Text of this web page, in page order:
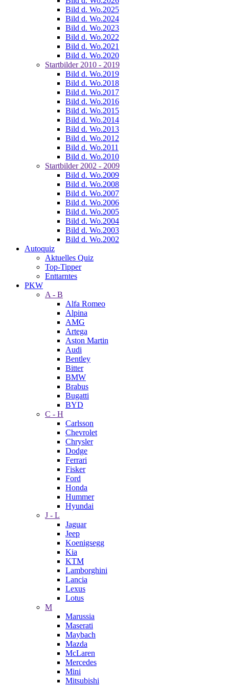
Bild d. Wo.2025
Bild d. Wo.2024
Bild d. Wo.2023
Bild d. Wo.2022
Bild d. Wo.2021
Bild d. Wo.2020
Startbilder 2010 - 2019
Bild d. Wo.2019
Bild d. Wo.2018
Bild d. Wo.2017
Bild d. Wo.2016
Bild d. Wo.2015
Bild d. Wo.2014
Bild d. Wo.2013
Bild d. Wo.2012
Bild d. Wo.2011
Bild d. Wo.2010
Startbilder 2002 - 2009
Bild d. Wo.2009
Bild d. Wo.2008
Bild d. Wo.2007
Bild d. Wo.2006
Bild d. Wo.2005
Bild d. Wo.2004
Bild d. Wo.2003
Bild d. Wo.2002
Autoquiz
Aktuelles Quiz
Top-Tipper
Enttarntes
PKW
A - B
Alfa Romeo
Alpina
AMG
Artega
Aston Martin
Audi
Bentley
Bitter
BMW
Brabus
Bugatti
BYD
C - H
Carlsson
Chevrolet
Chrysler
Dodge
Ferrari
Fisker
Ford
Honda
Hummer
Hyundai
J - L
Jaguar
Jeep
Koenigsegg
Kia
KTM
Lamborghini
Lancia
Lexus
Lotus
M
Marussia
Maserati
Maybach
Mazda
McLaren
Mercedes
Mini
Mitsubishi